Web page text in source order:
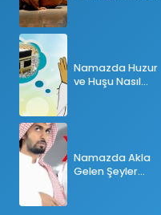
Namazda Huzur
ve Huşu Nasıl
Namazda Akla
Gelen Şeyler